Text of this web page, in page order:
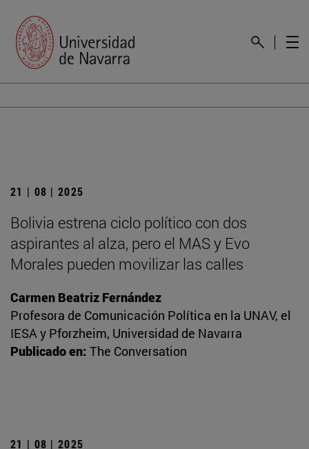
21 | 08 | 2025
Bolivia estrena ciclo político con dos
aspirantes al alza, pero el MAS y Evo
Morales pueden movilizar las calles
Carmen Beatriz Fernández
Profesora de Comunicación Política en la UNAV, el
IESA y Pforzheim, Universidad de Navarra
Publicado en: The Conversation
21 | 08 | 2025